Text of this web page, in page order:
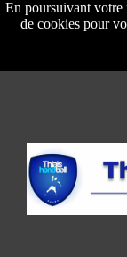
En poursuivant votre
de cookies pour